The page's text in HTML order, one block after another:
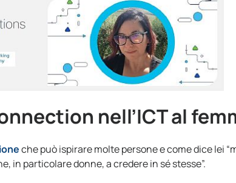
nell’ICT al
che può ispirare molte persone e come dice lei
in particolare donne, a credere in sé stesse”.